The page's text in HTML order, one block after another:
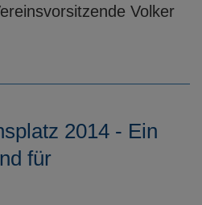
Volker
2014 - Ein
für